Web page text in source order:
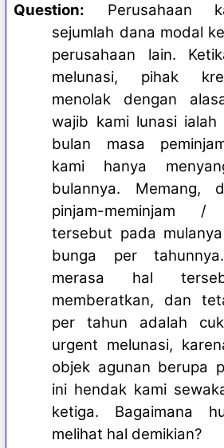
Question:
Perusahaan
sejumlah dana modal
perusahaan lain.
melunasi, pihak
menolak dengan
wajib kami lunasi
bulan masa
kami hanya
bulannya. Memang,
pinjam-meminjam /
tersebut pada
bunga per
merasa hal
memberatkan, dan
per tahun adalah
urgent melunasi,
objek agunan berupa
ini hendak kami
ketiga. Bagaimana
melihat hal demikian?